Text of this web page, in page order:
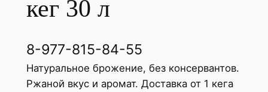
кег 30 л
8-977-815-84-55
Натуральное брожение, без консервантов.
Ржаной вкус и аромат. Доставка от 1 кега